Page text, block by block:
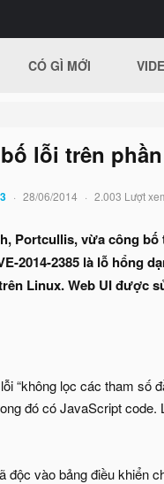
CÓ GÌ MỚI
lỗi trên
28/06/2014 2.003 Lượt
Portcullis, vừa công
2014-2385 là lỗ hổng
Linux. Web UI được
“không lọc các tham
đó có JavaScript
độc vào bảng điều khiển